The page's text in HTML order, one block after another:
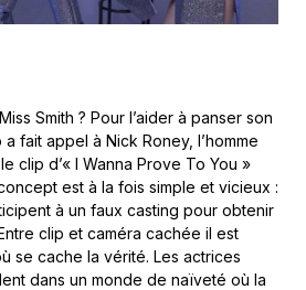
Smith ? Pour l’aider à panser son
fait appel à Nick Roney, l’homme
clip d’« I Wanna Prove To You »
est à la fois simple et vicieux :
à un faux casting pour obtenir
clip et caméra cachée il est
se cache la vérité. Les actrices
dans un monde de naïveté où la